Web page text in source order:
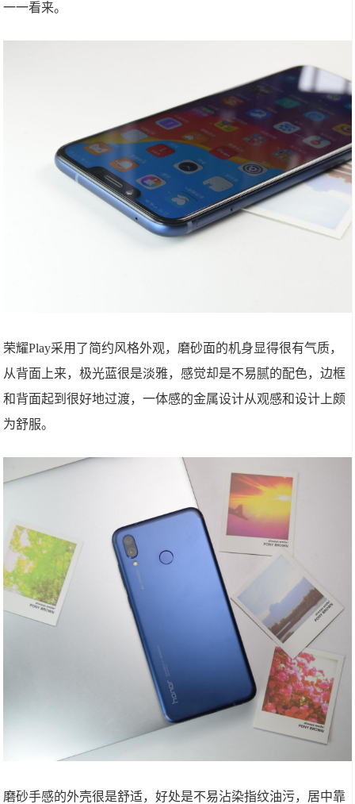
一一看来。
荣耀Play采用了简约风格外观，磨砂面的机身显得很有气质，
从背面上来，极光蓝很是淡雅，感觉却是不易腻的配色，边框
和背面起到很好地过渡，一体感的金属设计从观感和设计上颇
为舒服。
磨砂手感的外壳很是舒适，好处是不易沾染指纹油污，居中靠